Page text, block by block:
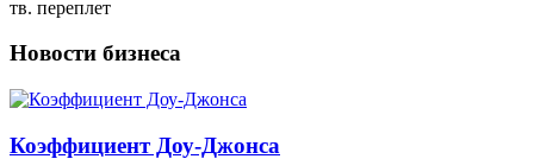
тв. переплет
Новости бизнеса
Коэффициент Доу-Джонса